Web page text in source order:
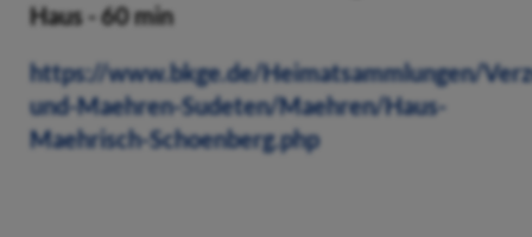
Haus - 60 min
https://www.bkge.de/Heimatsammlungen/
und-Maehren-Sudeten/Maehren/Haus-
Maehrisch-Schoenberg.php